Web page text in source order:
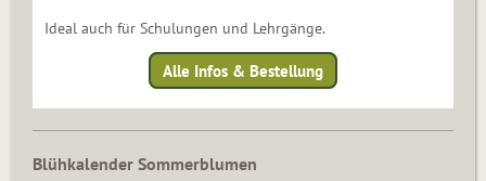
Ideal auch für Schulungen und Lehrgänge.
Alle Infos & Bestellung
Blühkalender Sommerblumen